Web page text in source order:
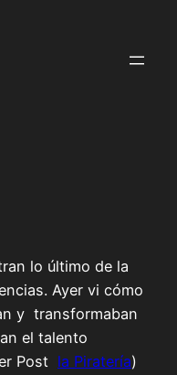
lo último de la
Ayer vi cómo
y transformaban
el talento
Post la Piratería)